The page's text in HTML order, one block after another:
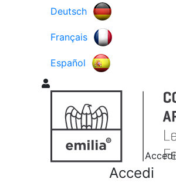
Deutsch
Français
Español
Accedi
Accedi